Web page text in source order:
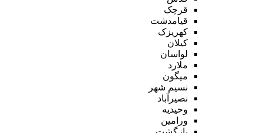
قرچک
قیامدشت
کهریزک
کیلان
لواسان
ملارد
میگون
نسیم شهر
نصیرآباد
وحیدیه
ورامین